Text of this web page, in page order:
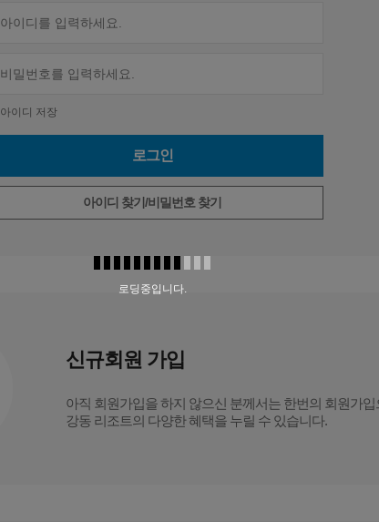
아이디 저장
아이디 찾기/비밀번호 찾기
신규회원 가입
아직 회원가입을 하지 않으신 분께서는 한번의 회원가입
강동 리조트의 다양한 혜택을 누릴 수 있습니다.
로딩중입니다.